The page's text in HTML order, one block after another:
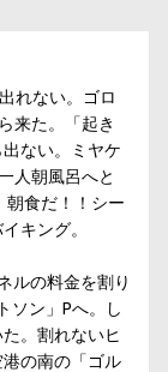
れない。ゴロ
来た。「起き
ない。ミヤケ
人朝風呂へと
朝食だ！！シー
キング。
ルの料金を割り
ソン」Pへ。し
。割れないヒ
の南の「ゴル